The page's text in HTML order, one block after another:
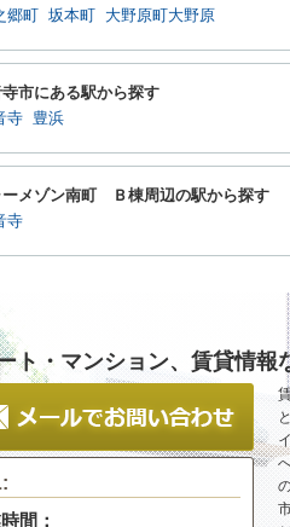
郷町 坂本町 大野原町大野原
市にある駅から探す
寺 豊浜
ーメゾン南町 Ｂ棟周辺の駅から探す
寺
ト・マンション、賃貸情報
間：